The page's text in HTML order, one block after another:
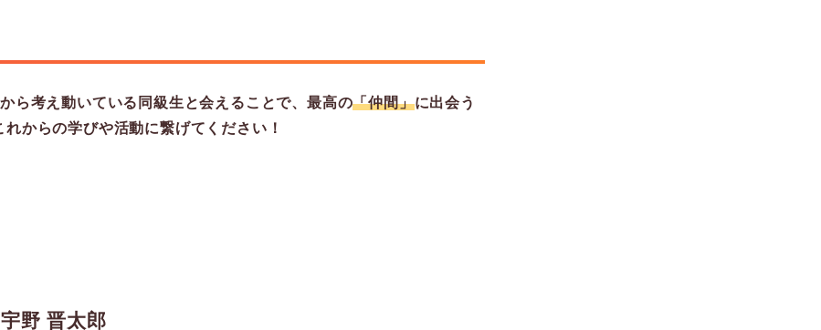
ら考え動いている同級生と会えることで、最高の「仲間」に出会う
からの学びや活動に繋げてください！
宇野 晋太郎